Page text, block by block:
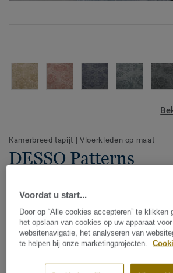
Kamerbreed tapijt |Vloerkleden op maat
DESSO Patterns
Kleuren en dessins spelen een
woonstijlen. Door het combineren van
en industriële elementen, wordt een
gecreëerd. De DESSO Patterns collectie
Voordat u start...
Door op “Alle cookies accepteren” te klikken
het opslaan van cookies op uw apparaat
websitenavigatie, het analyseren van
te helpen bij onze marketingprojecten.